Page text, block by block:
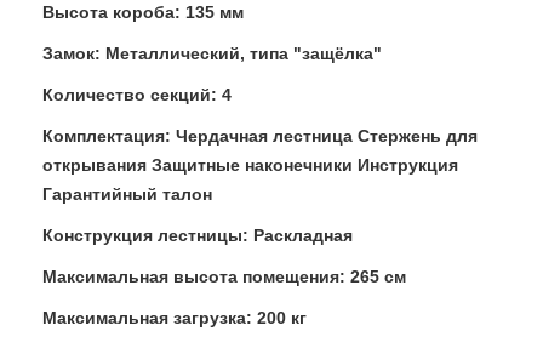
Высота короба: 135 мм
Замок: Металлический, типа "защёлка"
Количество секций: 4
Комплектация: Чердачная лестница Стержень для
открывания Защитные наконечники Инструкция
Гарантийный талон
Конструкция лестницы: Раскладная
Максимальная высота помещения: 265 см
Максимальная загрузка: 200 кг